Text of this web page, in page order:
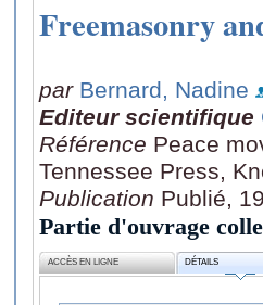
Freemasonry
par Bernard, Nadine
Editeur scientifique
Référence Peace
Tennessee Press,
Publication Publié,
Partie d'ouvrage
ACCÈS EN LIGNE DÉTAILS